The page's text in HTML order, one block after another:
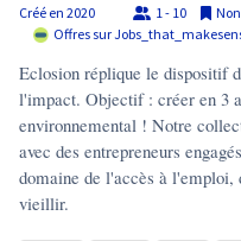
Créé en 2020 1 - 10
Offres sur
Eclosion réplique le dispositif
l'impact. Objectif : créer en 3
environnemental ! Notre
avec des entrepreneurs
domaine de l'accès à
vieillir.